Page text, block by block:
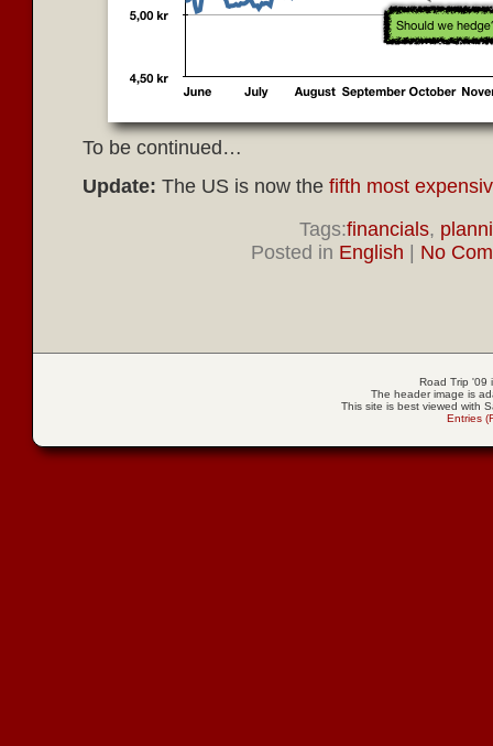
To be continued…
Update: The US is now the fifth most
Tags:financials,
Posted in English No
Road Trip '09
The header image is
This site is best viewed with
Entries